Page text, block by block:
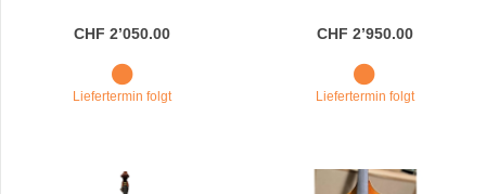
CHF 2’050.00
Liefertermin folgt
CHF 2’950.00
Liefertermin folgt